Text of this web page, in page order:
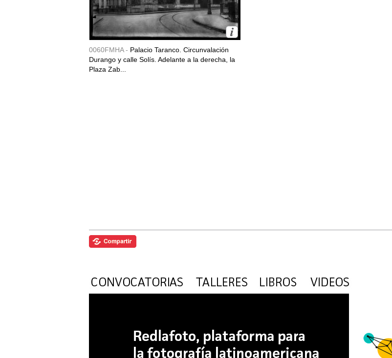
0060FMHA - Palacio Taranco. Circunvalación
Durango y calle Solís. Adelante a la derecha, la
Plaza Zab...